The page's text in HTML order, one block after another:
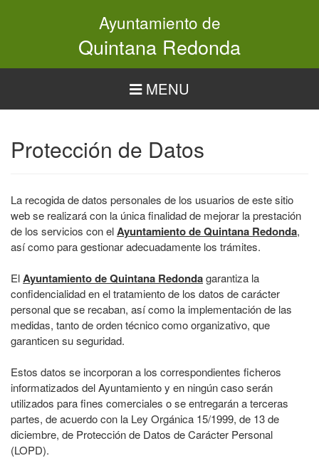
Ayuntamiento de
Quintana Redonda
MENU
Protección de Datos
La recogida de datos personales de los usuarios de este sitio
web se realizará con la única finalidad de mejorar la prestación
de los servicios con elAyuntamiento de Quintana Redonda,
así como para gestionar adecuadamente los trámites.
ElAyuntamiento de Quintana Redondagarantiza la
confidencialidad en el tratamiento de los datos de carácter
personal que se recaban, así como la implementación de las
medidas, tanto de orden técnico como organizativo, que
garanticen su seguridad.
Estos datos se incorporan a los correspondientes ficheros
informatizados del Ayuntamiento y en ningún caso serán
utilizados para fines comerciales o se entregarán a terceras
partes, de acuerdo con la Ley Orgánica 15/1999, de 13 de
diciembre, de Protección de Datos de Carácter Personal
(LOPD).